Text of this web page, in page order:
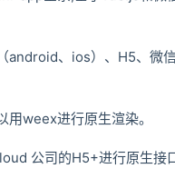
android、ios）、H5、微
用weex进行原生渲染。
公司的H5+进行原生接